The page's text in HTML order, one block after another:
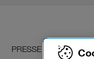
PRESSE